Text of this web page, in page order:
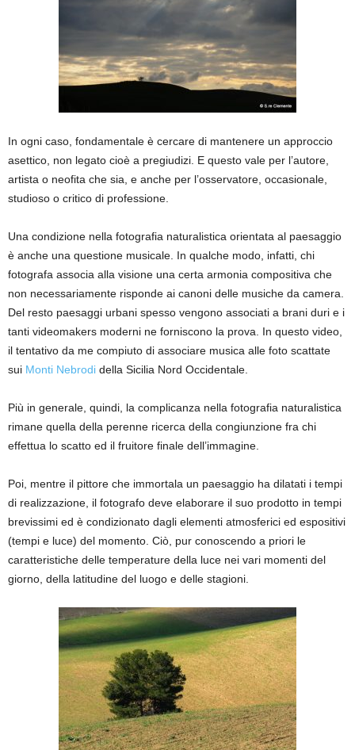
In ogni caso, fondamentale è cercare di mantenere un approccio
asettico, non legato cioè a pregiudizi. E questo vale per l’autore,
artista o neofita che sia, e anche per l’osservatore, occasionale,
studioso o critico di professione.
Una condizione nella fotografia naturalistica orientata al paesaggio
è anche una questione musicale. In qualche modo, infatti, chi
fotografa associa alla visione una certa armonia compositiva che
non necessariamente risponde ai canoni delle musiche da camera.
Del resto paesaggi urbani spesso vengono associati a brani duri e i
tanti videomakers moderni ne forniscono la prova. In questo video,
il tentativo da me compiuto di associare musica alle foto scattate
sui Monti Nebrodi della Sicilia Nord Occidentale.
Più in generale, quindi, la complicanza nella fotografia naturalistica
rimane quella della perenne ricerca della congiunzione fra chi
effettua lo scatto ed il fruitore finale dell’immagine.
Poi, mentre il pittore che immortala un paesaggio ha dilatati i tempi
di realizzazione, il fotografo deve elaborare il suo prodotto in tempi
brevissimi ed è condizionato dagli elementi atmosferici ed espositivi
(tempi e luce) del momento. Ciò, pur conoscendo a priori le
caratteristiche delle temperature della luce nei vari momenti del
giorno, della latitudine del luogo e delle stagioni.